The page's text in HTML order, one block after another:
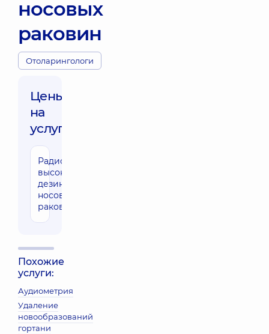
носовых
раковин
Отоларингологи
Цены
на
услуги:
Радиоволновая
высокочастотная
дезинтеграция
носовых
раковин
Похожие
услуги:
Аудиометрия
Удаление
новообразований
гортани